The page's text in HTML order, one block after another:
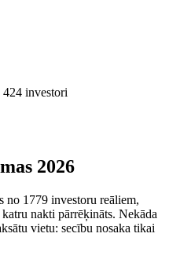
424 investori
2026
no 1779 investoru reāliem,
nakti pārrēķināts. Nekāda
vietu: secību nosaka tikai